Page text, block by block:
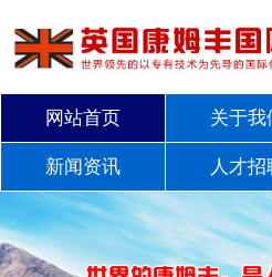
网站首页 关于我
新闻资讯 人才招